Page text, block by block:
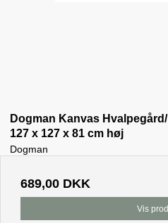
Dogman Kanvas
127 x 127 x 81 cm høj
Dogman
689,00 DKK
Vis